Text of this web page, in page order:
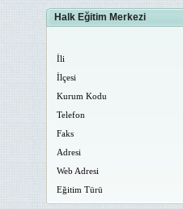
Halk Eğitim Merkezi
İli
İlçesi
Kurum Kodu
Telefon
Faks
Adresi
Web Adresi
Eğitim Türü